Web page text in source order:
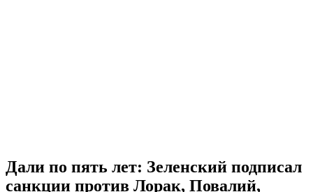
Дали по пять лет: Зеленский подписал
санкции против Лорак, Повалий,